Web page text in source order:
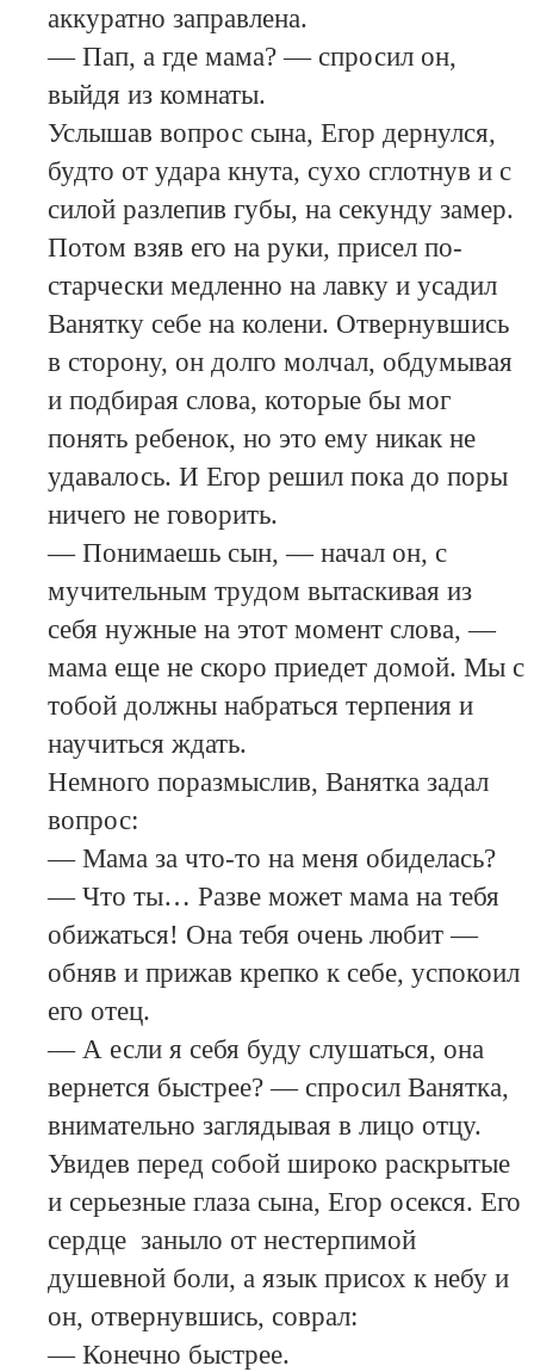
аккуратно заправлена.
— Пап, а где мама? — спросил он,
выйдя из комнаты.
Услышав вопрос сына, Егор дернулся,
будто от удара кнута, сухо сглотнув и с
силой разлепив губы, на секунду замер.
Потом взяв его на руки, присел по-
старчески медленно на лавку и усадил
Ванятку себе на колени. Отвернувшись
в сторону, он долго молчал, обдумывая
и подбирая слова, которые бы мог
понять ребенок, но это ему никак не
удавалось. И Егор решил пока до поры
ничего не говорить.
— Понимаешь сын, — начал он, с
мучительным трудом вытаскивая из
себя нужные на этот момент слова, —
мама еще не скоро приедет домой. Мы с
тобой должны набраться терпения и
научиться ждать.
Немного поразмыслив, Ванятка задал
вопрос:
— Мама за что-то на меня обиделась?
— Что ты… Разве может мама на тебя
обижаться! Она тебя очень любит —
обняв и прижав крепко к себе, успокоил
его отец.
— А если я себя буду слушаться, она
вернется быстрее? — спросил Ванятка,
внимательно заглядывая в лицо отцу.
Увидев перед собой широко раскрытые
и серьезные глаза сына, Егор осекся. Его
сердце заныло от нестерпимой
душевной боли, а язык присох к небу и
он, отвернувшись, соврал:
— Конечно быстрее.